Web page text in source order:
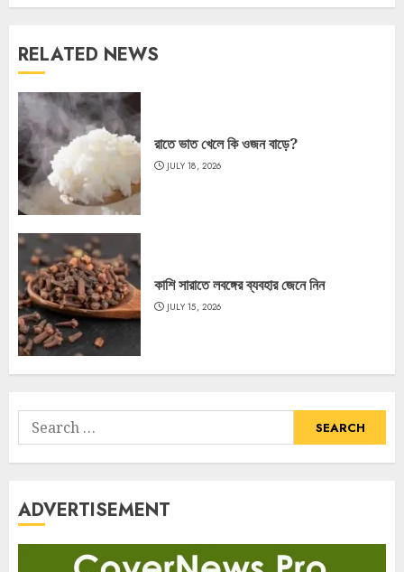
RELATED NEWS
রাতে ভাত খেলে কি ওজন বাড়ে?
JULY 18, 2026
কাশি সারাতে লবঙ্গের ব্যবহার জেনে নিন
JULY 15, 2026
Search
for:
ADVERTISEMENT